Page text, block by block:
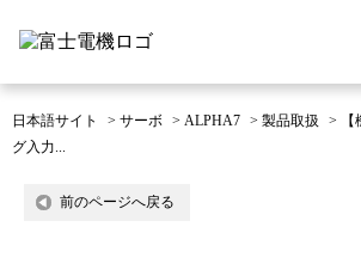
日本語サイト > サーボ > ALPHA7 > 製品取扱 >
グ入力...
前のページへ戻る